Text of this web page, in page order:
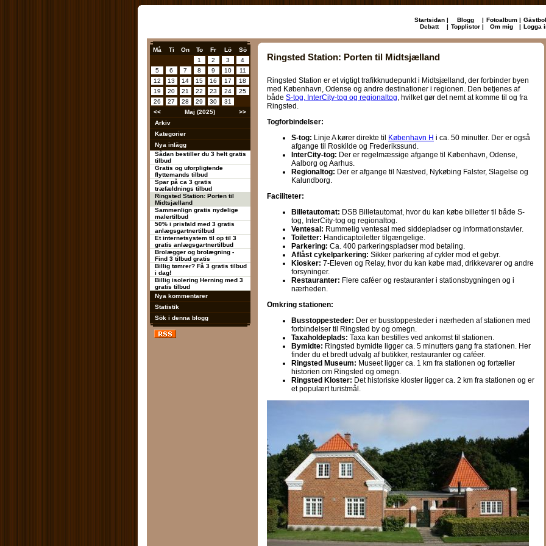
Startsidan | Blogg | Fotoalbum |
Debatt
| Topplistor | Om mig | Logga
Må Ti On To Fr Lö
Sö
1
2 3
4
5
6 7 8 9 10
11
12
13 14 15 16 17
18
19
20 21 22 23 24
25
26
27 28 29 30
31
<<
Maj (2025)
>>
Arkiv
Kategorier
Nya inlägg
Sådan bestiller du 3 helt gratis
tilbud
Gratis og uforpligtende
flyttemands tilbud
Spar på ca 3 gratis
træfældnings tilbud
Ringsted Station: Porten til
Midtsjælland
Sammenlign gratis nydelige
malertilbud
50% i prisfald med 3 gratis
anlægsgartnertilbud
Et internetsystem til op til 3
gratis anlægsgartnertilbud
Brolægger og brolægning -
Find 3 tilbud gratis
Billig tømrer? Få 3 gratis tilbud
i dag!
Billig isolering Herning med 3
gratis tilbud
Nya kommentarer
Statistik
Sök i denna blogg
Ringsted Station: Porten til Midtsjælland
Ringsted Station er et vigtigt trafikknudepunkt i Midtsjælland, der forbinder byen
med København, Odense og andre destinationer i regionen. Den betjenes af
både S-tog, InterCity-tog og regionaltog, hvilket gør det nemt at komme til og fra
Ringsted.
Togforbindelser:
S-tog: Linje A kører direkte til København H i ca. 50 minutter. Der er også
afgange til Roskilde og Frederikssund.
InterCity-tog: Der er regelmæssige afgange til København, Odense,
Aalborg og Aarhus.
Regionaltog: Der er afgange til Næstved, Nykøbing Falster, Slagelse og
Kalundborg.
Faciliteter:
Billetautomat: DSB Billetautomat, hvor du kan købe billetter til både S-
tog, InterCity-tog og regionaltog.
Ventesal: Rummelig ventesal med siddepladser og informationstavler.
Toiletter: Handicaptoiletter tilgængelige.
Parkering: Ca. 400 parkeringspladser mod betaling.
Aflåst cykelparkering: Sikker parkering af cykler mod et gebyr.
Kiosker: 7-Eleven og Relay, hvor du kan købe mad, drikkevarer og andre
forsyninger.
Restauranter: Flere caféer og restauranter i stationsbygningen og i
nærheden.
Omkring stationen:
Busstoppesteder: Der er busstoppesteder i nærheden af stationen med
forbindelser til Ringsted by og omegn.
Taxaholdeplads: Taxa kan bestilles ved ankomst til stationen.
Bymidte: Ringsted bymidte ligger ca. 5 minutters gang fra stationen. Her
finder du et bredt udvalg af butikker, restauranter og caféer.
Ringsted Museum: Museet ligger ca. 1 km fra stationen og fortæller
historien om Ringsted og omegn.
Ringsted Kloster: Det historiske kloster ligger ca. 2 km fra stationen og er
et populært turistmål.